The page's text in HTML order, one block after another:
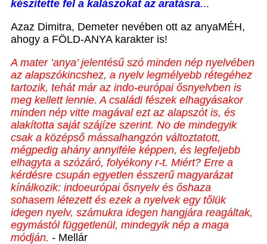
készítette fel a kalászokat az aratásra...
Azaz Dimitra, Demeter nevében ott az anyaMÉH,
ahogy a FÖLD-ANYA karakter is!
A mater ’anya’ jelentésű szó minden nép nyelvében
az alapszókincshez, a nyelv legmélyebb rétegéhez
tartozik, tehát már az indo-európai ősnyelvben is
meg kellett lennie. A családi fészek elhagyásakor
minden nép vitte magával ezt az alapszót is, és
alakította saját szájíze szerint. No de mindegyik
csak a középső mássalhangzón változtatott,
mégpedig ahány annyiféle képpen, és legfeljebb
elhagyta a szózáró, folyékony r-t. Miért? Erre a
kérdésre csupán egyetlen ésszerű magyarázat
kínálkozik: indoeurópai ősnyelv és őshaza
sohasem létezett és ezek a nyelvek egy tőlük
idegen nyelv, számukra idegen hangjára reagáltak,
egymástól függetlenül, mindegyik nép a maga
módján. - Mellár